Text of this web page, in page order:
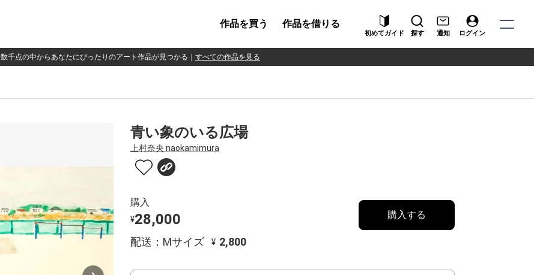
作品を買う 作品を借りる
初めてガイド 探す 通知 ログイン
数千点の中からあなたにぴったりのアート作品が見つかる すべての作品を見る
青い象のいる広場
上村奈央 naokamimura
購入
¥28,000
配送：Mサイズ ¥ 2,800
購入する